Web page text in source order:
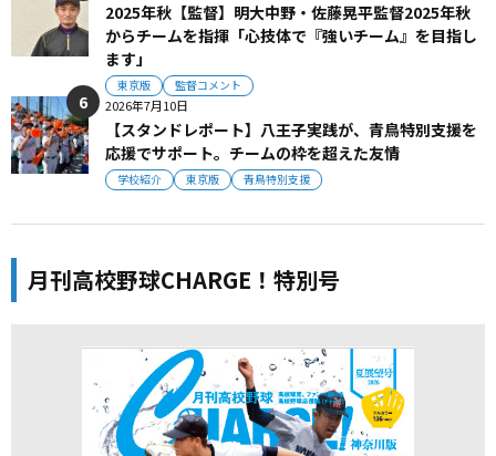
2025年秋【監督】明大中野・佐藤晃平監督2025年秋
からチームを指揮「心技体で『強いチーム』を目指し
ます」
東京版 監督コメント
2026年7月10日
【スタンドレポート】八王子実践が、青鳥特別支援を
応援でサポート。チームの枠を超えた友情
学校紹介 東京版 青鳥特別支援
月刊高校野球CHARGE！特別号